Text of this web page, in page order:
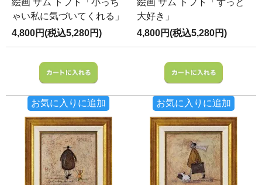
ゃい私に気づいてくれる」
4,800円(税込5,280円)
お気に入りに追加
大好き」
4,800円(税込5,280円)
お気に入りに追加